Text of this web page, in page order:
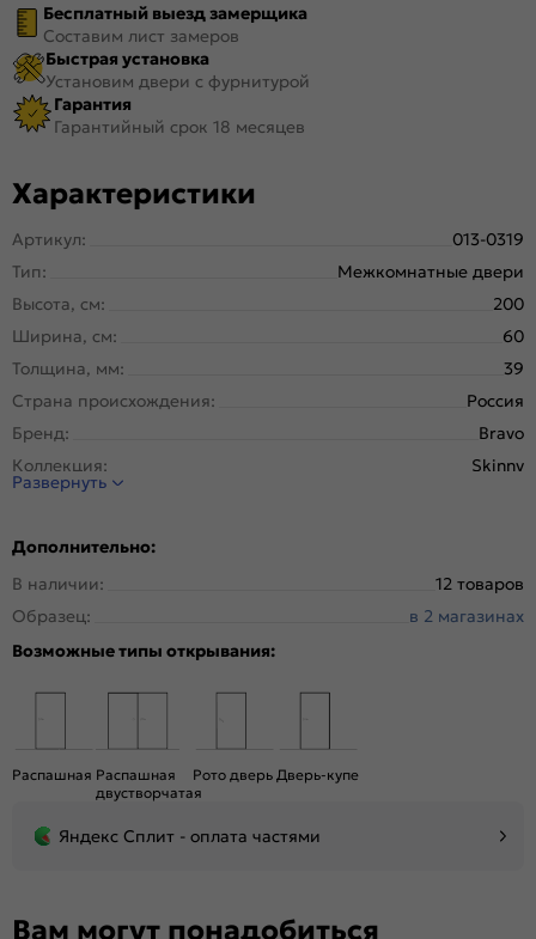
Бесплатный выезд замерщика
Составим лист замеров
Быстрая установка
Установим двери с фурнитурой
Гарантия
Гарантийный срок 18 месяцев
Характеристики
Артикул:
013-0319
Тип:
Межкомнатные двери
Высота, см:
200
Ширина, см:
60
Толщина, мм:
39
Страна происхождения:
Россия
Бренд:
Bravo
Коллекция:
Skinny
Стиль:
Система открывания:
Конструкция двери:
Скиновая
Цвет:
Whitey
Общий цвет:
Стекло:
Вес, кг:
Тип коробки:
Тип погонажных изделий:
Возможность покраски:
Развернуть
Дополнительно:
В наличии:
12 товаров
Образец:
в 2 магазинах
Возможные типы открывания:
Распашная Распашная
двустворчатая
Рото дверь Дверь-купе
Яндекс Сплит - оплата частями
Вам могут понадобиться